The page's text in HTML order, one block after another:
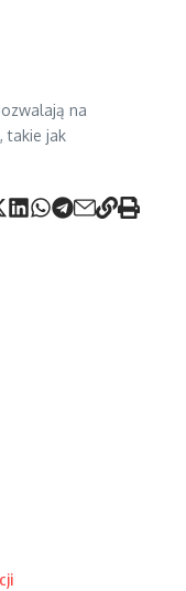
na
takie jak